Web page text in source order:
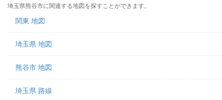
埼玉県熊谷市に関連する地図を探すことができます。
関東 地図
埼玉県 地図
熊谷市 地図
埼玉県 路線